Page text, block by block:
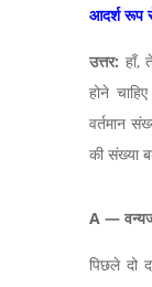
आदर्श रूप
उत्तर: हाँ,
होने
वर्तमान
की संख्या
A —
पिछले दो